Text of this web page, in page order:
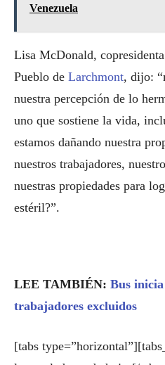
Venezuela
Lisa McDonald,
Pueblo de Larchmont, dijo:
nuestra percepción de lo
uno que sostiene la vida,
estamos dañando nuestra
nuestros trabajadores,
nuestras propiedades para
estéril?”.
LEE TAMBIÉN: Bus
trabajadores excluidos
[tabs